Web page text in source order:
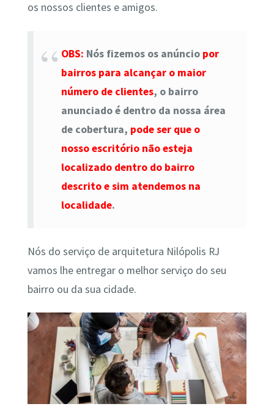
os nossos clientes e amigos.
OBS: Nós fizemos os anúncio por
bairros para alcançar o maior
número de clientes, o bairro
anunciado é dentro da nossa área
de cobertura, pode ser que o
nosso escritório não esteja
localizado dentro do bairro
descrito e sim atendemos na
localidade.
Nós do serviço de arquitetura Nilópolis RJ
vamos lhe entregar o melhor serviço do seu
bairro ou da sua cidade.